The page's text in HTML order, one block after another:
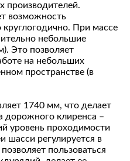
производителей.
возможность
круглогодично. При массе
небольшие
Это позволяет
на небольших
пространстве (в
1740 мм, что делает
дорожного клиренса –
уровень проходимости
шасси регулируется в
пользоваться